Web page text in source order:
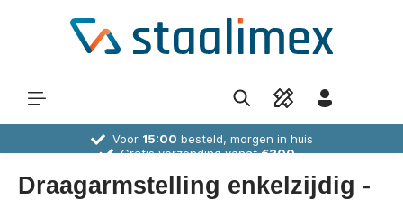
Voor 15:00 besteld, morgen in huis
Gratis verzending vanaf€300,-
Draagarmstelling enkelzijdig -